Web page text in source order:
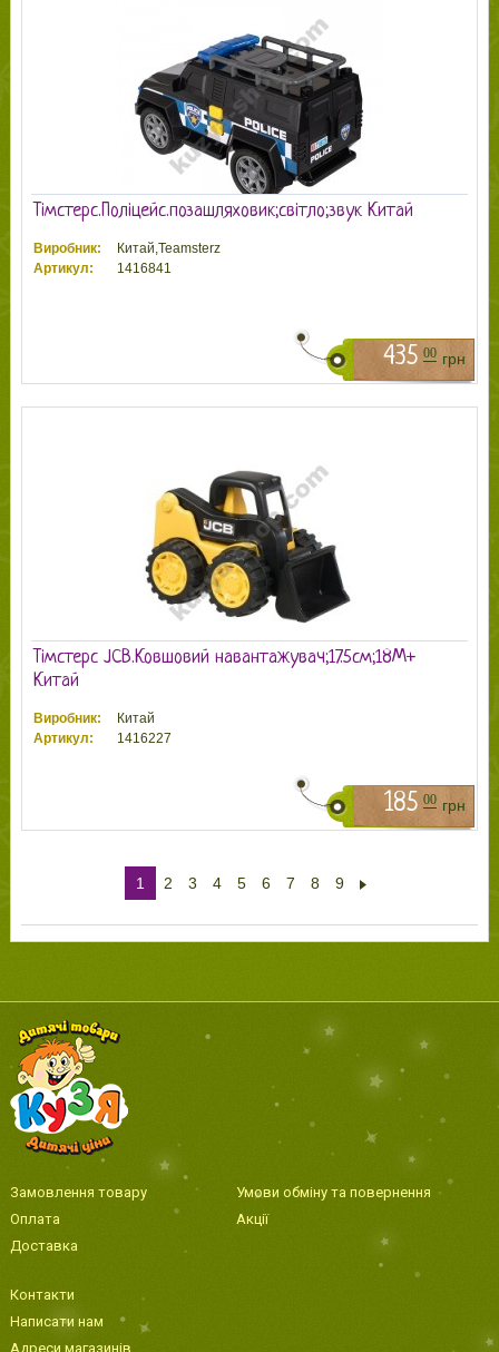
Тімстерс.Поліцейс.позашляховик;світло;звук Китай
Виробник:
Китай,Teamsterz
Артикул:
1416841
435 00 грн
Тімстерс JCB.Ковшовий навантажувач;17.5см;18М+
Китай
Виробник:
Китай
Артикул:
1416227
185 00 грн
1 2 3 4 5 6 7 8 9
Замовлення товару
Оплата
Доставка
Умови обміну та повернення
Акції
Контакти
Написати нам
Адреси магазинів